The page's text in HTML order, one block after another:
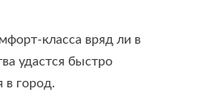
класса вряд ли в
удастся быстро
в город.